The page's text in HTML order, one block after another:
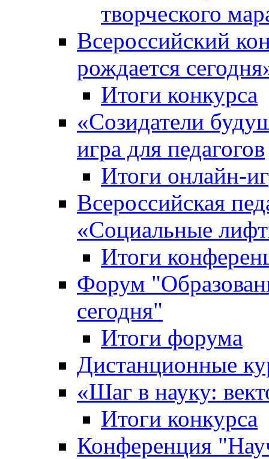
творческого
Всероссийский
рождается
Итоги конкурса
«Cозидатели
игра для педагогов
Итоги онлайн-
Всероссийская
«Cоциальные
Итоги
Форум
сегодня"
Итоги форума
Дистанционные
«Шаг в науку:
Итоги конкурса
Конференция